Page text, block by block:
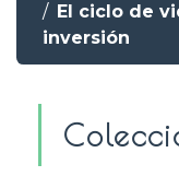
El ciclo de
inversión